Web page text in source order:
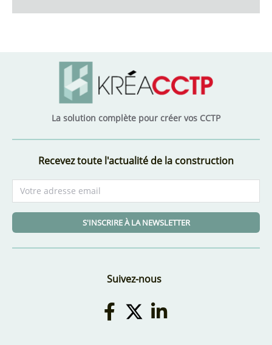
La solution complète pour créer vos CCTP
Recevez toute l'actualité de la construction
S'INSCRIRE À LA NEWSLETTER
Suivez-nous